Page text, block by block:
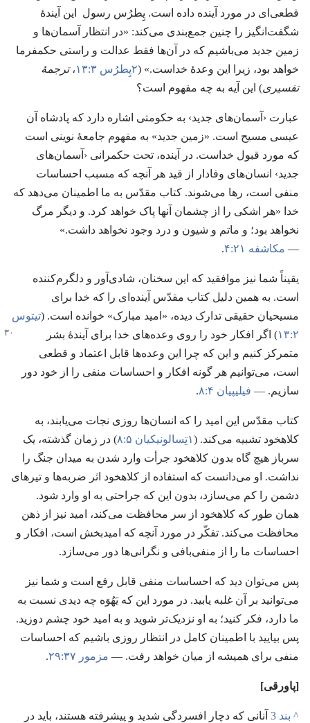
قطعی‌ای در مورد آینده داده است.‏ پِطرُس رسول این آیندهٔ
شگفت‌انگیز را چنین جمع‌بندی می‌کند:‏ «در انتظار آسمان‌ها و
زمین جدید می‌باشیم که در آن‌ها فقط عدالت و راستی حکمفرما
خواهد بود،‏ زیرا این وعدهٔ خداست.‏» (‏۲پِطرُس ۳:‏۱۳ ‏،‏ترجمهٔ
تفسیری‏)‏ این آیه به چه مفهوم است؟‏
عبارت ‹آسمان‌های جدید› به حکومتی اشاره دارد که پادشاه آن
عیسی مسیح است.‏ «زمین جدید» به مفهوم جامعهٔ نوینی است
که مورد قبول خداست.‏ در آینده،‏ تحت حکمرانی ‹آسمان‌های
جدید› انسان‌های وفادار از قید هر آنچه که مسبب احساسات
منفی است،‏ رها می‌شوند.‏ کتاب مقدّس به ما اطمینان می‌دهد که
خدا «هر اشکی را از چشمان آنها پاک خواهد کرد.‏ و دیگر مرگ
نخواهد بود؛‏ و ماتم و شیون و درد وجود نخواهد داشت.‏»
—‏ مکاشفه ۲۱:‏۴ ‏.‏
یقیناً شما نیز موافقید که این سخنان،‏ شادی‌آور و دلگرم‌کننده
است.‏ به همین دلیل کتاب مقدّس آینده‌ای را که خدا برای
مسیحیان حقیقی تدارک دیده،‏ «امید مبارک» خوانده است.‏ (‏تیتوس
۲:‏۱۳
‏)‏ اگر افکار خود را روی وعده‌های خدا برای آیندهٔ بشر
متمرکز کنیم و این که چرا این وعده‌ها قابل اعتماد و قطعی
است،‏ می‌توانیم هر گونه افکار و احساسات منفی را از خود دور
سازیم.‏ —‏ فیلیپیان ۴:‏۸ ‏.‏
کتاب مقدّس این امید را که انسان‌ها روزی نجات می‌یابند،‏ به
کلاهخود تشبیه می‌کند.‏ (‏۱تِسالونیکیان ۵:‏۸
‏)‏ در زمان گذشته،‏ یک
سرباز هیچ گاه بدون کلاهخود جرأت وارد شدن به میدان جنگ را
نداشت.‏ او می‌دانست که استفاده از کلاهخود اثر ضربه‌ها و تیرهای
دشمن را کم می‌سازد،‏ بدون این که جراحتی به او وارد شود.‏
همان طور که کلاهخود از سر محافظت می‌کند،‏ امید نیز از ذهن
محافظت می‌کند.‏ تفکّر در مورد آنچه که امیدبخش است،‏ افکار و
احساسات ما را از منفی‌بافی و نگرانی‌ها دور می‌سازد.‏
پس می‌توان دید که احساسات منفی قابل رفع است و شما نیز
می‌توانید بر آن غلبه یابید.‏ در مورد این که یَهُوَه چه دیدی نسبت به
ما دارد،‏ فکر کنید؛‏ به او نزدیک‌تر شوید و به امید خود چشم دوزید.‏
پس بیایید با اطمینان کامل در انتظار روزی باشیم که احساسات
منفی برای همیشه از میان خواهد رفت.‏ —‏ مزمور ۳۷:‏۲۹ ‏.‏
‏[پاورقی]‏
^ بند 3
آنانی که دچار افسردگی شدید و پیشرفته هستند،‏ باید در